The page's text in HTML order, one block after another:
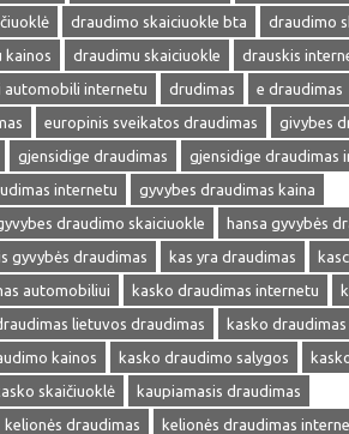
draudimo skaiciuokle bta
draudimo
kainos draudimu skaiciuokle
drauskis
automobili internetu drudimas e draudimas
europinis sveikatos draudimas
givybes
gjensidige draudimas
gjensidige draudimas
internetu
gyvybes draudimas kaina
draudimo skaiciuokle
hansa gyvybės
gyvybės draudimas kas yra draudimas
automobiliui kasko draudimas internetu
lietuvos draudimas
kasko
kainos kasko draudimo salygos
skaičiuoklė
kaupiamasis draudimas
kelionės draudimas
kelionės draudimas